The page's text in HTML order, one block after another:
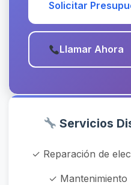
Solicitar
Llamar Ahora
Servicios
✓ Reparación de
✓ Mantenimiento